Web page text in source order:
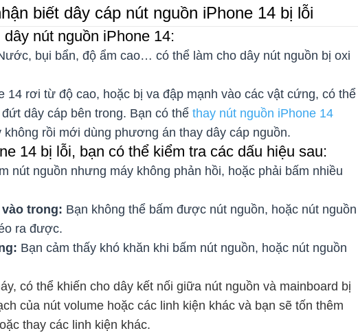
biết dây cáp nút nguồn iPhone 14 bị lỗi
nút nguồn iPhone 14:
bụi bẩn, độ ẩm cao… có thể làm cho dây nút nguồn bị oxi
14 rơi từ độ cao, hoặc bị va đập mạnh vào các vật cứng, có thể
dây cáp bên trong. Bạn có thể thay nút nguồn iPhone 14
rồi mới dùng phương án thay dây cáp nguồn.
14 bị lỗi, bạn có thể kiểm tra các dấu hiệu sau:
nút nguồn nhưng máy không phản hồi, hoặc phải bấm nhiều
trong: Bạn không thể bấm được nút nguồn, hoặc nút nguồn
ra được.
Bạn cảm thấy khó khăn khi bấm nút nguồn, hoặc nút nguồn
có thể khiến cho dây kết nối giữa nút nguồn và mainboard bị
của nút volume hoặc các linh kiện khác và bạn sẽ tốn thêm
thay các linh kiện khác.